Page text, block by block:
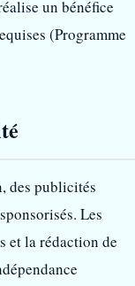
un bénéfice
(Programme
des publicités
Les
et la rédaction de